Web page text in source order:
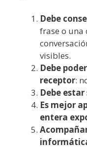
Debe
frase o una
visibles.
Debe
receptor:
Debe
Es mejor
entera